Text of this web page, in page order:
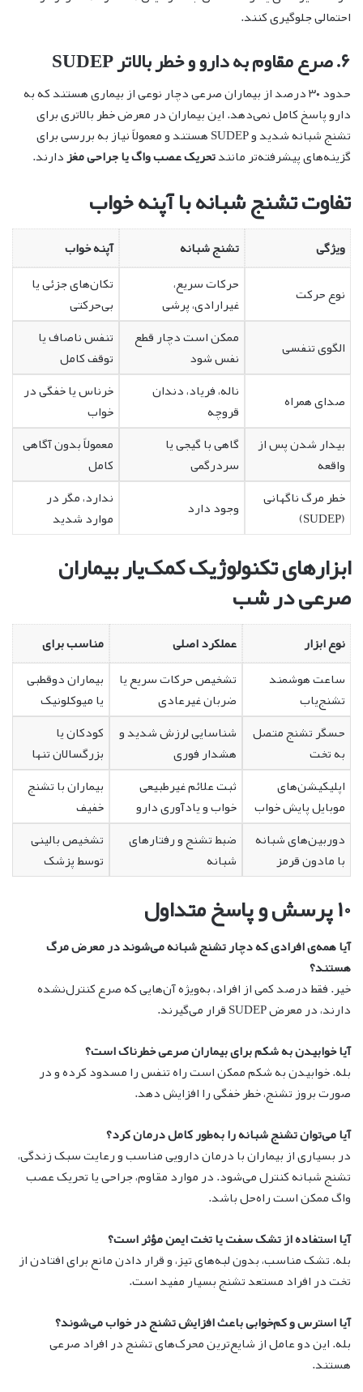
احتمالی جلوگیری کنند.
۶. صرع مقاوم به دارو و خطر بالاتر SUDEP
حدود ۳۰ درصد از بیماران صرعی دچار نوعی از بیماری هستند که به
دارو پاسخ کامل نمی‌دهد. این بیماران در معرض خطر بالاتری برای
تشنج شبانه شدید و SUDEP هستند و معمولاً نیاز به بررسی برای
گزینه‌های پیشرفته‌تر مانندتحریک عصب واگ یا جراحی مغزدارند.
تفاوت تشنج شبانه با آپنه خواب
ویژگی تشنج شبانه
آپنه خواب
نوع حرکت
حرکات سریع،
غیرارادی، پرشی
تکان‌های جزئی یا
بی‌حرکتی
الگوی تنفسی
ممکن است دچار قطع
نفس شود
تنفس ناصاف یا
توقف کامل
صدای همراه
ناله، فریاد، دندان
قروچه
خرناس یا خفگی در
خواب
بیدار شدن پس از
واقعه
گاهی با گیجی یا
سردرگمی
معمولاً بدون آگاهی
کامل
خطر مرگ ناگهانی
(SUDEP)
وجود دارد
ندارد، مگر در
موارد شدید
ابزارهای تکنولوژیک کمک‌یار بیماران
صرعی در شب
نوع ابزار عملکرد اصلی
مناسب برای
ساعت هوشمند
تشنج‌یاب
تشخیص حرکات سریع یا
ضربان غیرعادی
بیماران دوقطبی
یا میوکلونیک
حسگر تشنج متصل
به تخت
شناسایی لرزش شدید و
هشدار فوری
کودکان یا
بزرگسالان تنها
اپلیکیشن‌های
موبایل پایش خواب
ثبت علائم غیرطبیعی
خواب و یادآوری دارو
بیماران با تشنج
خفیف
دوربین‌های شبانه
با مادون قرمز
ضبط تشنج و رفتارهای
شبانه
تشخیص بالینی
توسط پزشک
۱۰ پرسش و پاسخ متداول
آیا همه‌ی افرادی که دچار تشنج شبانه می‌شوند در معرض مرگ
هستند؟
خیر. فقط درصد کمی از افراد، به‌ویژه آن‌هایی که صرع کنترل‌نشده
دارند، در معرض SUDEP قرار می‌گیرند.
آیا خوابیدن به شکم برای بیماران صرعی خطرناک است؟
بله. خوابیدن به شکم ممکن است راه تنفس را مسدود کرده و در
صورت بروز تشنج، خطر خفگی را افزایش دهد.
آیا می‌توان تشنج شبانه را به‌طور کامل درمان کرد؟
در بسیاری از بیماران با درمان دارویی مناسب و رعایت سبک زندگی،
تشنج شبانه کنترل می‌شود. در موارد مقاوم، جراحی یا تحریک عصب
واگ ممکن است راه‌حل باشد.
آیا استفاده از تشک سفت یا تخت ایمن مؤثر است؟
بله. تشک مناسب، بدون لبه‌های تیز، و قرار دادن مانع برای افتادن از
تخت در افراد مستعد تشنج بسیار مفید است.
آیا استرس و کم‌خوابی باعث افزایش تشنج در خواب می‌شوند؟
بله. این دو عامل از شایع‌ترین محرک‌های تشنج در افراد صرعی
هستند.